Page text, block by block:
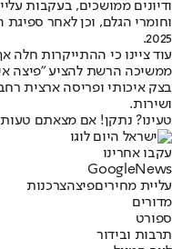
ודיונים ממושכים, בעקבות
וחומרי הגלם, וכן לאחר
2025.
בצק איכותי ופריסה ארצית
ושירות.
טעינו? נתקן! אם מצאתם
עקבו אחרינו
Googl eNews
עליית מחיריםפיצהצרכנות
מדורים
ספורט
תרבות ובידור